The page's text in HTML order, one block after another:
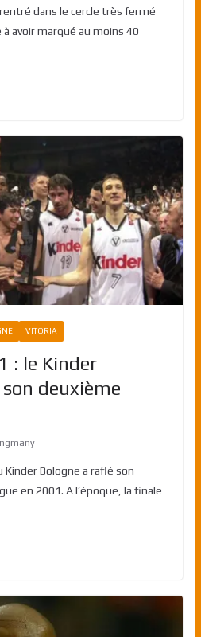
dans le cercle très fermé
avoir marqué au moins 40
VITORIA
: le Kinder
deuxième
Bologne a raflé son
en 2001. A l’époque, la finale